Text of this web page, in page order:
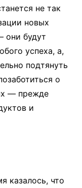
не так
новых
они будут
успеха, а,
подтянуть
о
— прежде
и
казалось, что